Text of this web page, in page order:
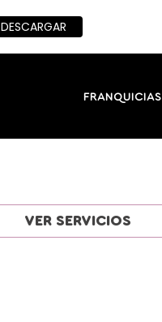
FRANQUICIAS
VER SERVICIOS
DESCARGAR